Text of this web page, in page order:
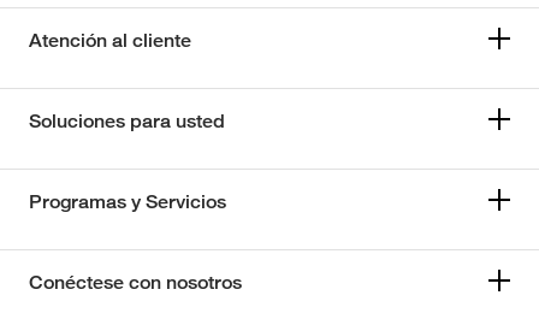
Atención al cliente
Soluciones para usted
Programas y Servicios
Conéctese con nosotros